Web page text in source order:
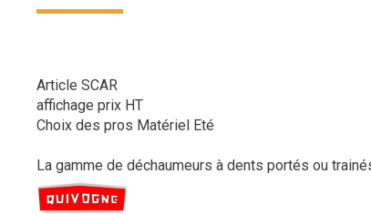
Article SCAR
affichage prix HT
Choix des pros Matériel Eté
La gamme de déchaumeurs à dents portés ou